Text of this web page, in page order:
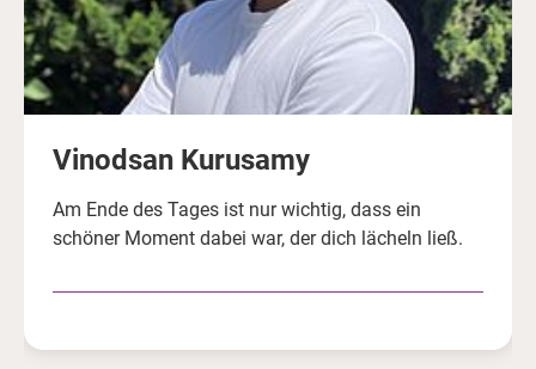
Vinodsan Kurusamy
Am Ende des Tages ist nur wichtig, dass ein
schöner Moment dabei war, der dich lächeln ließ.